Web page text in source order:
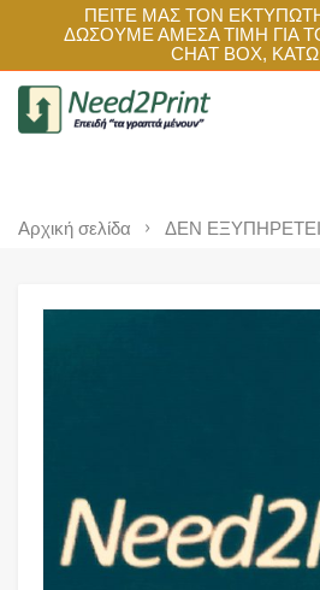
ΠΕΙΤΕ ΜΑΣ ΤΟΝ
ΔΩΣΟΥΜΕ ΑΜΕΣΑ ΤΙΜΗ ΓΙΑ
CHAT BOX,
Αρχική σελίδα ΔΕΝ